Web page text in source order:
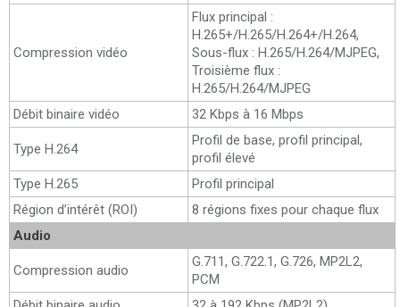
Compression vidéo
Flux principal :
H.265+/H.265/H.264+/H.264,
Sous-flux : H.265/H.264/MJPEG,
Troisième flux :
H.265/H.264/MJPEG
Débit binaire vidéo
32 Kbps à 16 Mbps
Type H.264
Profil de base, profil principal,
profil élevé
Type H.265
Profil principal
Région d’intérêt (ROI)
8 régions fixes pour chaque flux
Audio
Compression audio
G.711, G.722.1, G.726, MP2L2,
PCM